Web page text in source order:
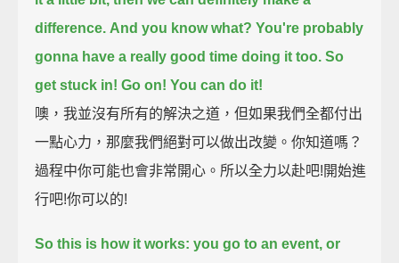
difference. And you know what? You're probably
gonna have a really good time doing it too. So
get stuck in! Go on! You can do it!
噢，我並沒有所有的解決之道，但如果我們全都付出
一點心力，那麼我們絕對可以做出改變。你知道嗎？
過程中你可能也會非常開心。所以全力以赴吧!開始進
行吧!你可以的!
So this is how it works: you go to an event, or